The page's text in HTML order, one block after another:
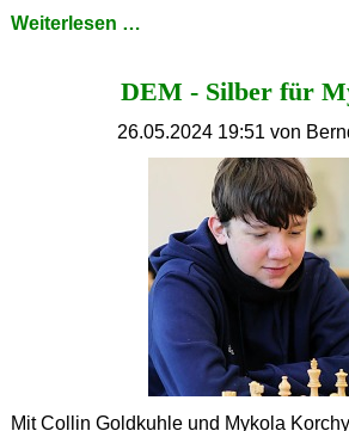
Weiterlesen …
Hammer
DEM - Silber für
26.05.2024 19:51 von
Mit Collin Goldkuhle und Mykola